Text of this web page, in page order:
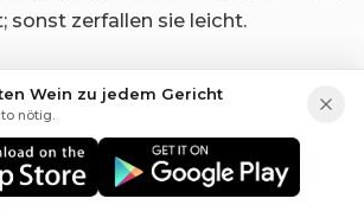
sonst zerfallen sie leicht.
Masse vorbereiten, dann das
kochen und zum Schluss die
Wein zu jedem Gericht
nötig.